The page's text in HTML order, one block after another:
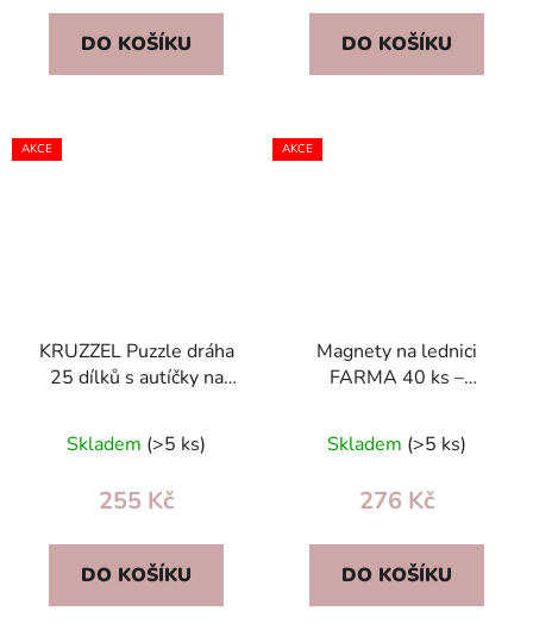
DO KOŠÍKU DO KOŠÍKU
AKCE
KRUZZEL Puzzle dráha
25 dílků s autíčky na
vzdělávací pro děti 3+
Skladem (>5 ks)
255 Kč
DO KOŠÍKU
AKCE
Magnety na lednici
FARMA 40 ks –
zvířata v angličtině pro
děti
Skladem (>5 ks)
276 Kč
DO KOŠÍKU